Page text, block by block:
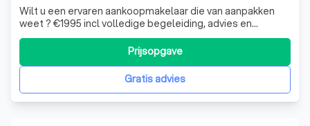
Wilt u een ervaren aankoopmakelaar die van aanpakken
weet ? €1995 incl volledige begeleiding, advies en
ondersteuning.
Gratis advies
Prijsopgave